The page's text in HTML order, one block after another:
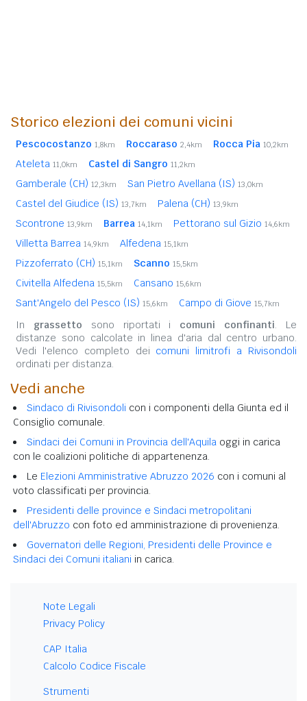
Storico elezioni dei comuni vicini
Pescocostanzo 1,8km Roccaraso 2,4km Rocca Pia 10,2km
Ateleta 11,0km Castel di Sangro 11,2km
Gamberale (CH) 12,3km San Pietro Avellana (IS) 13,0km
Castel del Giudice (IS) 13,7km Palena (CH) 13,9km
Scontrone 13,9km Barrea 14,1km Pettorano sul Gizio 14,6km
Villetta Barrea 14,9km Alfedena 15,1km
Pizzoferrato (CH) 15,1km Scanno 15,5km
Civitella Alfedena 15,5km Cansano 15,6km
Sant'Angelo del Pesco (IS) 15,6km Campo di Giove 15,7km
In grassetto sono riportati i comuni confinanti. Le
distanze sono calcolate in linea d'aria dal centro urbano.
Vedi l'elenco completo dei comuni limitrofi a Rivisondoli
ordinati per distanza.
Vedi anche
Sindaco di Rivisondoli con i componenti della Giunta ed il
Consiglio comunale.
Sindaci dei Comuni in Provincia dell'Aquila oggi in carica
con le coalizioni politiche di appartenenza.
Le Elezioni Amministrative Abruzzo 2026 con i comuni al
voto classificati per provincia.
Presidenti delle province e Sindaci metropolitani
dell'Abruzzo con foto ed amministrazione di provenienza.
Governatori delle Regioni, Presidenti delle Province e
Sindaci dei Comuni italiani in carica.
Note Legali
Privacy Policy
CAP Italia
Calcolo Codice Fiscale
Strumenti